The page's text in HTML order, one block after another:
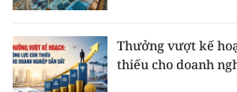
Thưởng vượt kế
thiếu cho doanh